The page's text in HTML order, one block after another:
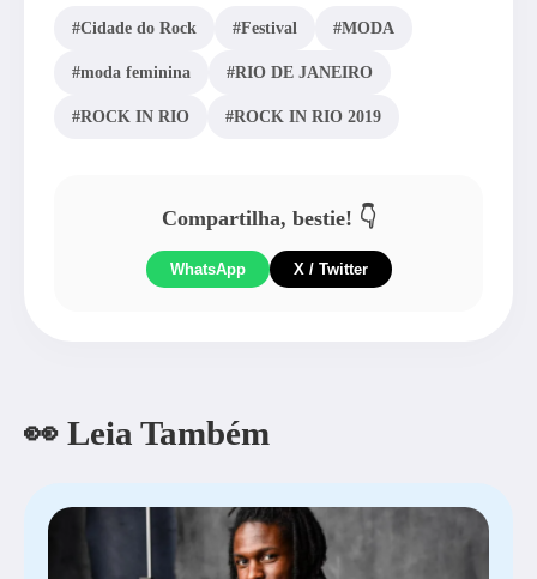
#Cidade do Rock #Festival #MODA
#moda feminina #RIO DE JANEIRO
#ROCK IN RIO #ROCK IN RIO 2019
Compartilha, bestie! 👇
WhatsApp X / Twitter
👀 Leia Também